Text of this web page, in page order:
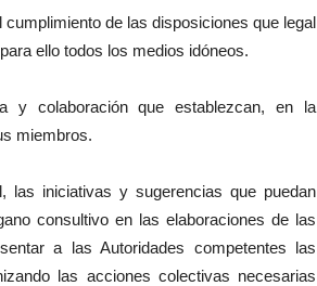
de las disposiciones que legal
ello todos los medios idóneos.
y colaboración que establezcan, en la
miembros.
las iniciativas y sugerencias que puedan
consultivo en las elaboraciones de las
a las Autoridades competentes las
las acciones colectivas necesarias